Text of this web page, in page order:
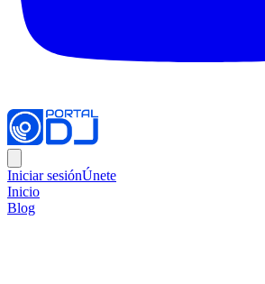
Iniciar sesiónÚnete
Inicio
Blog